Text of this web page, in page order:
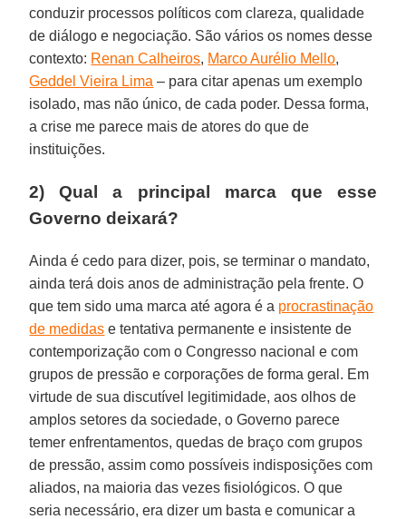
conduzir processos políticos com clareza, qualidade
de diálogo e negociação. São vários os nomes desse
contexto: Renan Calheiros, Marco Aurélio Mello,
Geddel Vieira Lima – para citar apenas um exemplo
isolado, mas não único, de cada poder. Dessa forma,
a crise me parece mais de atores do que de
instituições.
2) Qual a principal marca que esse
Governo deixará?
Ainda é cedo para dizer, pois, se terminar o mandato,
ainda terá dois anos de administração pela frente. O
que tem sido uma marca até agora é a procrastinação
de medidas e tentativa permanente e insistente de
contemporização com o Congresso nacional e com
grupos de pressão e corporações de forma geral. Em
virtude de sua discutível legitimidade, aos olhos de
amplos setores da sociedade, o Governo parece
temer enfrentamentos, quedas de braço com grupos
de pressão, assim como possíveis indisposições com
aliados, na maioria das vezes fisiológicos. O que
seria necessário, era dizer um basta e comunicar a